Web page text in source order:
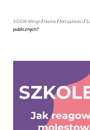
SGGW Witryn/Home/Aktualności/
publicz­nych?